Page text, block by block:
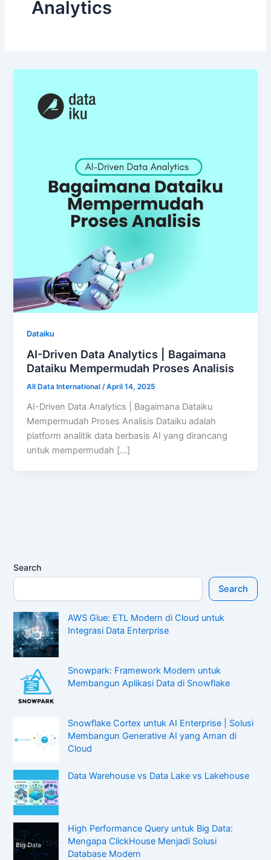
Analytics
Dataiku
AI-Driven Data Analytics | Bagaimana
Dataiku Mempermudah Proses Analisis
All Data International/April 14, 2025
AI-Driven Data Analytics | Bagaimana Dataiku
Mempermudah Proses Analisis Dataiku adalah
platform analitik data berbasis AI yang dirancang
untuk mempermudah […]
Search
Search
AWS Glue: ETL Modern di Cloud untuk
Integrasi Data Enterprise
Snowpark: Framework Modern untuk
Membangun Aplikasi Data di Snowflake
Snowflake Cortex untuk AI Enterprise | Solusi
Membangun Generative AI yang Aman di
Cloud
Data Warehouse vs Data Lake vs Lakehouse
High Performance Query untuk Big Data:
Mengapa ClickHouse Menjadi Solusi
Database Modern